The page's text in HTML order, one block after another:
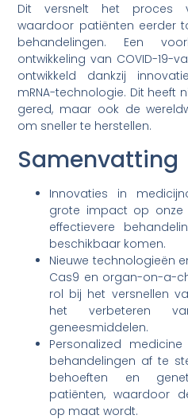
Dit versnelt het proces
waardoor patiënten eerder
behandelingen. Een
ontwikkeling van COVID-19-
ontwikkeld dankzij
mRNA-technologie. Dit heeft
gered, maar ook de
om sneller te herstellen.
Samenvatting
Innovaties in
grote impact op onze
effectievere
beschikbaar komen.
Nieuwe technologieën
Cas9 en organ-on-a-
rol bij het versnellen
het verbeteren
geneesmiddelen.
Personalized
behandelingen af te
behoeften en
patiënten, waardoor
op maat wordt.